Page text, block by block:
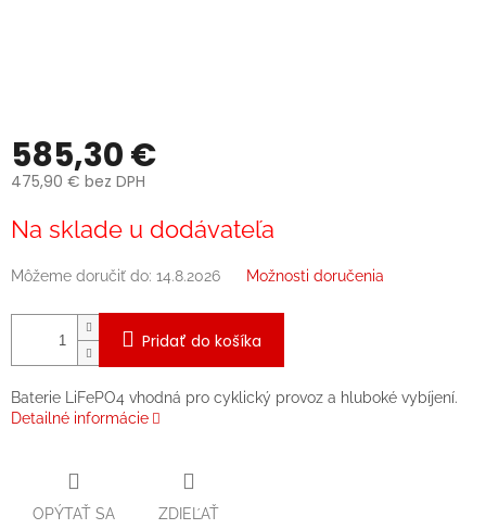
585,30 €
475,90 € bez DPH
cena:
Na sklade u dodávateľa
Môžeme doručiť do: 14.8.2026 Možnosti doručenia
Pridať do košíka
Baterie LiFePO4 vhodná pro cyklický provoz a hluboké vybíjení.
Detailné informácie
OPÝTAŤ SA ZDIEĽAŤ